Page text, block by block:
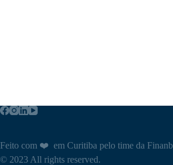
Feito com ❤️ em Curitiba pelo time da
© 2023 All rights reserved.